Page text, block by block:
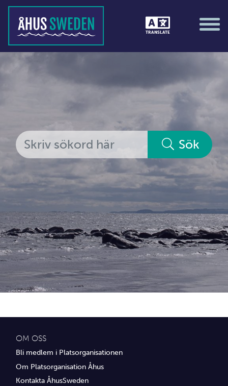
TRANSLATE
Tävlingar &amp; matcher
Alla medlemmar
Ekonomi &amp; juridik
Hantverkare
Hus &amp; hem
Ideella föreningar
Idrottsföreningar
Media
Transport
Övrig service
Sök
OM OSS
Bli medlem i Platsorganisationen
Om Platsorganisation Åhus
Kontakta ÅhusSweden